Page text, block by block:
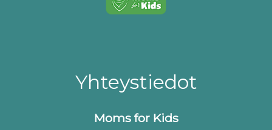
Yhteystiedot
Moms for Kids